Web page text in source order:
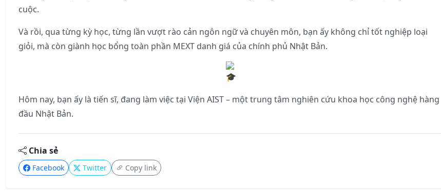
cuộc.
Và rồi, qua từng kỳ học, từng lần vượt rào cản ngôn ngữ và chuyên môn, bạn ấy không chỉ tốt nghiệp loại
giỏi, mà còn giành học bổng toàn phần MEXT danh giá của chính phủ Nhật Bản.
Hôm nay, bạn ấy là tiến sĩ, đang làm việc tại Viện AIST – một trung tâm nghiên cứu khoa học công nghệ hàng
đầu Nhật Bản.
Chia sẻ
Facebook Twitter Copy link